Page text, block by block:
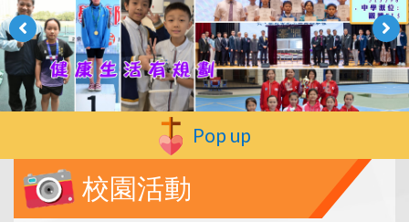
Pop up
校園活動